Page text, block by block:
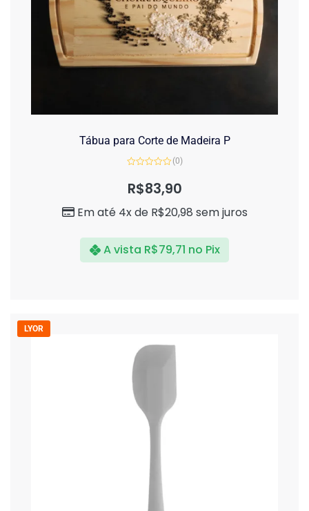
Tábua para Corte de Madeira P
de
(0)
R$83,90
Em até 4x de R$20,98 sem juros
A vista R$79,71 no Pix
LYOR